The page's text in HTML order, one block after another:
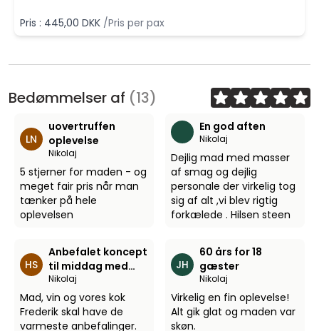
Pris : 445,00 DKK /Pris per pax
Bedømmelser af (13)
LN
uovertruffen
oplevelse
Nikolaj
5 stjerner for maden - og
meget fair pris når man
tænker på hele
oplevelsen
En god aften
Nikolaj
Dejlig mad med masser
af smag og dejlig
personale der virkelig tog
sig af alt ,vi blev rigtig
forkælede . Hilsen steen
HS
Anbefalet koncept
til middag med
små børn
Nikolaj
Mad, vin og vores kok
Frederik skal have de
varmeste anbefalinger.
JH
60 års for 18
gæster
Nikolaj
Virkelig en fin oplevelse!
Alt gik glat og maden var
skøn.